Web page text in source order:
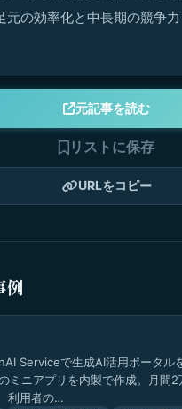
元の効率化と中長期の競争
元記事を読む
リストに保存
URLをコピー
例
Serviceで生成AI活用ポータル
ミニアプリを内製で作成。月間2
利用者の…